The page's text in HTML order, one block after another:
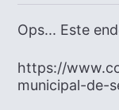
Ops... Este
https://
municipal-de-